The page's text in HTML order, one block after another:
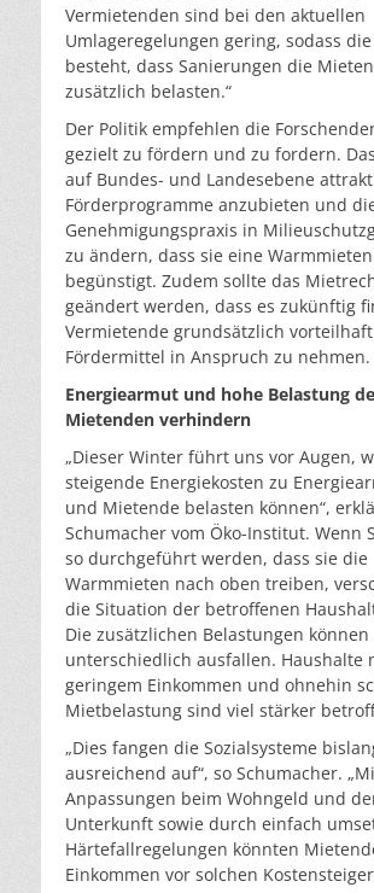
Vermietenden sind bei den aktuellen
Umlageregelungen gering, sodass
besteht, dass Sanierungen die
zusätzlich belasten.“
Der Politik empfehlen die
gezielt zu fördern und zu fordern.
auf Bundes- und Landesebene
Förderprogramme anzubieten und
Genehmigungspraxis in
zu ändern, dass sie eine
begünstigt. Zudem sollte das
geändert werden, dass es zukünftig
Vermietende grundsätzlich
Fördermittel in Anspruch zu nehmen.
Energiearmut und hohe Belastung
Mietenden verhindern
„Dieser Winter führt uns vor Augen,
steigende Energiekosten zu
und Mietende belasten können“,
Schumacher vom Öko-Institut. Wenn
so durchgeführt werden, dass sie die
Warmmieten nach oben treiben,
die Situation der betroffenen
Die zusätzlichen Belastungen
unterschiedlich ausfallen. Haushalte
geringem Einkommen und ohnehin
Mietbelastung sind viel stärker
„Dies fangen die Sozialsysteme
ausreichend auf“, so Schumacher.
Anpassungen beim Wohngeld und
Unterkunft sowie durch einfach
Härtefallregelungen könnten
Einkommen vor solchen